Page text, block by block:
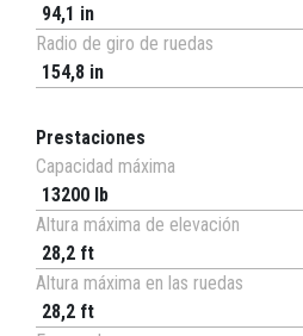
94,1 in
Radio de giro de ruedas
154,8 in
Prestaciones
Capacidad máxima
13200 lb
Altura máxima de elevación
28,2 ft
Altura máxima en las ruedas
28,2 ft